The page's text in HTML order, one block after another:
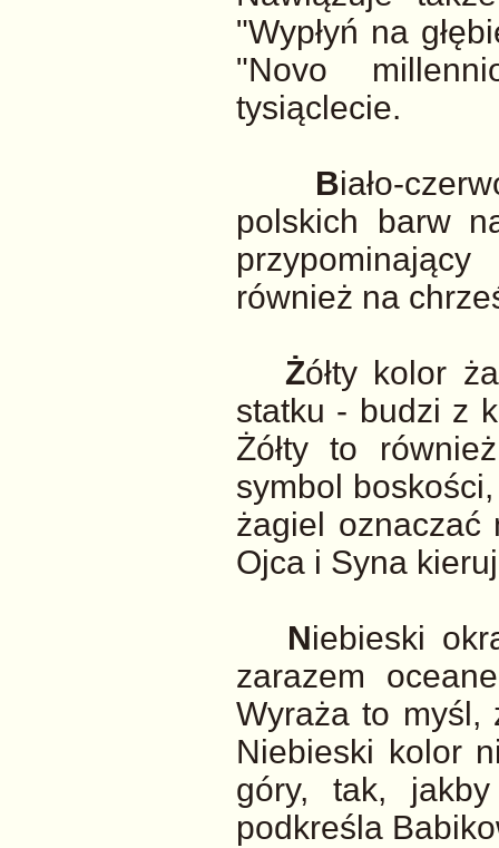
"Wypłyń na
"Novo
tysiąclecie.
Biało-
polskich barw
również na
Żółty kolor
statku - budzi z
Żółty to
symbol
żagiel oznaczać
Ojca i Syna
Niebieski
zarazem
Wyraża to myśl,
Niebieski kolor
góry, tak,
podkreśla